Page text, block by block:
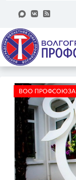
ВОО ПРОФСОЮЗА